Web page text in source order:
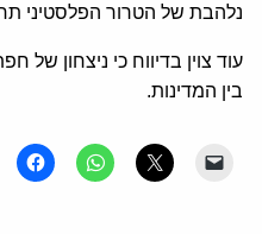
נלהבת של הטרור הפלסטיני
עוד צוין בדיווח כי ניצחון של
בין המדינות.